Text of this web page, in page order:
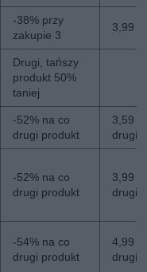
-38% przy
zakupie 3
3,99
Drugi, tańszy
produkt 50%
taniej
-52% na co
drugi produkt
3,59
drugi
-52% na co
drugi produkt
3,99
drugi
-54% na co
drugi produkt
4,99
drugi